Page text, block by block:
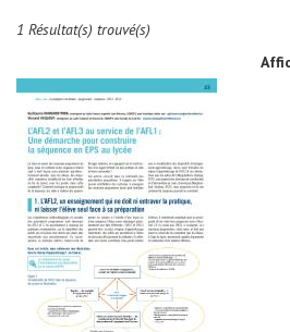
1 Résultat(s) trouvé(s)